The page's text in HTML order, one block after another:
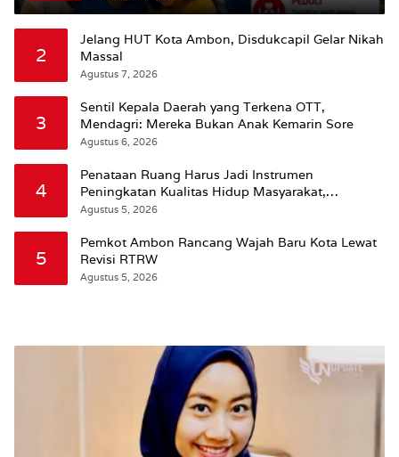
2
Jelang HUT Kota Ambon, Disdukcapil Gelar Nikah
Massal
Agustus 7, 2026
3
Sentil Kepala Daerah yang Terkena OTT,
Mendagri: Mereka Bukan Anak Kemarin Sore
Agustus 6, 2026
4
Penataan Ruang Harus Jadi Instrumen
Peningkatan Kualitas Hidup Masyarakat,
Wattimena: Revisi RT-RW Ditetapkan Pemkot
Agustus 5, 2026
5
Pemkot Ambon Rancang Wajah Baru Kota Lewat
Revisi RTRW
Agustus 5, 2026